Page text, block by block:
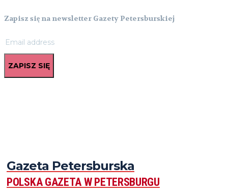
Zapisz się na newsletter Gazety Petersburskiej
ZAPISZ SIĘ
Gazeta Petersburska
POLSKA GAZETA W PETERSBURGU